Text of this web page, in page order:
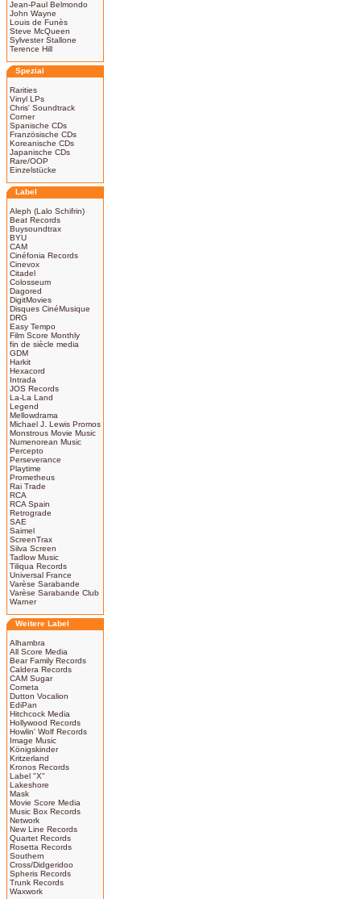
Jean-Paul Belmondo
John Wayne
Louis de Funès
Steve McQueen
Sylvester Stallone
Terence Hill
Spezial
Rarities
Vinyl LPs
Chris' Soundtrack
Corner
Spanische CDs
Französische CDs
Koreanische CDs
Japanische CDs
Rare/OOP
Einzelstücke
Label
Aleph (Lalo Schifrin)
Beat Records
Buysoundtrax
BYU
CAM
Cinéfonia Records
Cinevox
Citadel
Colosseum
Dagored
DigitMovies
Disques CinéMusique
DRG
Easy Tempo
Film Score Monthly
fin de siècle media
GDM
Harkit
Hexacord
Intrada
JOS Records
La-La Land
Legend
Mellowdrama
Michael J. Lewis Promos
Monstrous Movie Music
Numenorean Music
Percepto
Perseverance
Playtime
Prometheus
Rai Trade
RCA
RCA Spain
Retrograde
SAE
Saimel
ScreenTrax
Silva Screen
Tadlow Music
Tiliqua Records
Universal France
Varèse Sarabande
Varèse Sarabande Club
Warner
Weitere Label
Alhambra
All Score Media
Bear Family Records
Caldera Records
CAM Sugar
Cometa
Dutton Vocalion
EdiPan
Hitchcock Media
Hollywood Records
Howlin' Wolf Records
Image Music
Königskinder
Kritzerland
Kronos Records
Label "X"
Lakeshore
Mask
Movie Score Media
Music Box Records
Network
New Line Records
Quartet Records
Rosetta Records
Southern
Cross/Didgeridoo
Spheris Records
Trunk Records
Waxwork